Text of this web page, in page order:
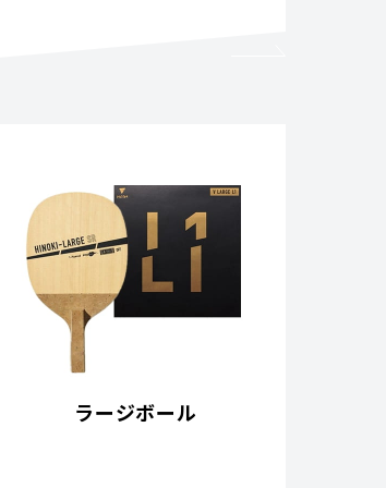
ラージボール